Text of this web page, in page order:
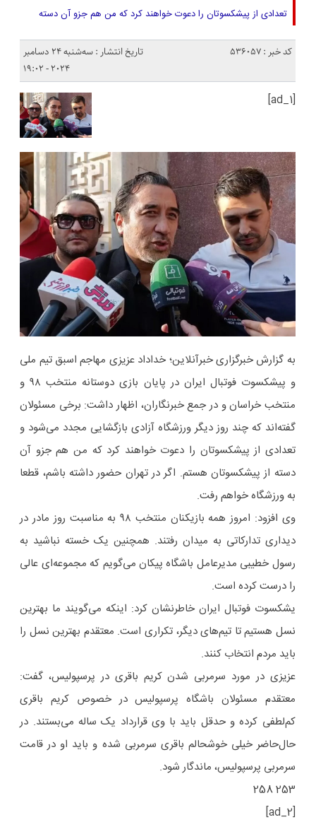
تعدادی از پیشکسوتان را دعوت خواهند کرد که من هم جزو آن دسته
کد خبر : 536057
تاریخ انتشار : سه‌شنبه 24 دسامبر
2024 - 19:02
[ad_1]
به گزارش خبرگزاری خبرآنلاین؛ خداداد عزیزی مهاجم اسبق تیم ملی
و پیشکسوت فوتبال ایران در پایان بازی دوستانه منتخب ۹۸ و
منتخب خراسان و در جمع خبرنگاران، اظهار داشت: برخی مسئولان
گفته‌اند که چند روز دیگر ورزشگاه‌ آزادی بازگشایی مجدد می‌شود و
تعدادی از پیشکسوتان را دعوت خواهند کرد که من هم جزو آن
دسته از پیشکسوتان هستم. اگر در تهران حضور داشته باشم، قطعا
به ورزشگاه خواهم رفت.
وی افزود: امروز همه بازیکنان منتخب ۹۸ به مناسبت روز مادر در
دیداری تدارکاتی به میدان رفتند. همچنین یک خسته نباشید به
رسول خطیبی مدیرعامل باشگاه پیکان می‌گویم که مجموعه‌ای عالی
را درست کرده است.
یشکسوت فوتبال ایران خاطرنشان کرد:‌ اینکه می‌گویند ما بهترین
نسل هستیم تا تیم‌های دیگر، تکراری است. معتقدم بهترین نسل را
باید مردم انتخاب کنند.
عزیزی در مورد سرمربی شدن کریم باقری در پرسپولیس، گفت:‌
معتقدم مسئولان باشگاه پرسپولیس در خصوص کریم باقری
کم‌لطفی کرده و حدقل باید با وی قرارداد یک ساله می‌بستند. در
حال‌حاضر خیلی خوشحالم باقری سرمربی شده و باید او در قامت
سرمربی پرسپولیس، ماندگار شود.
253 258
[ad_2]